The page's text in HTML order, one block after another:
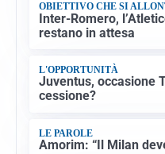
OBIETTIVO CHE SI
Inter-Romero,
restano in attesa
L'OPPORTUNITÀ
Juventus, occasione
cessione?
LE PAROLE
Amorim: “Il Milan